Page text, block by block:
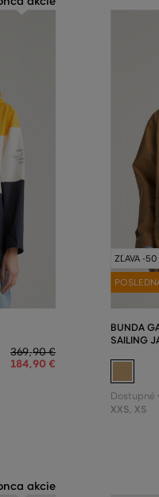
369,90 €
184,90 €
ZĽAVA -
BUNDA
SAILING
Dostupné
XXS, XS
akcie